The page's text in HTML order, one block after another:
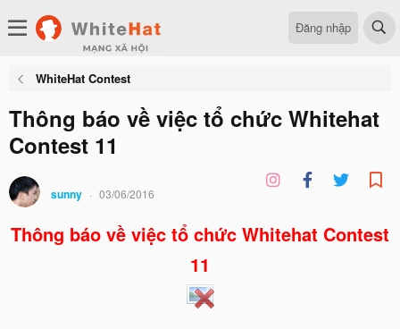
Đăng nhập
WhiteHat Contest
Thông báo về việc tổ chức Whitehat
Contest 11
sunny 03/06/2016
Thông báo về việc tổ chức Whitehat Contest
11